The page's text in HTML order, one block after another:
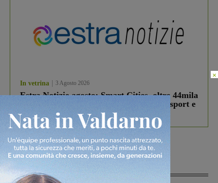
In vetrina 3 Agosto 2026
Estra Notizie agosto: Smart Cities, oltre 44mila
studenti coinvolti, torna il bando per lo sport e
debutta il podcast Estrair
Più lette
×